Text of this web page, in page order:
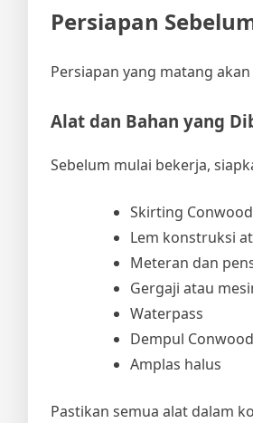
Persiapan
Persiapan yang matang
Alat dan Bahan yang
Sebelum mulai bekerja,
Skirting
Lem konstruksi
Meteran dan
Gergaji atau
Waterpass
Dempul Conwood
Amplas halus
Pastikan semua alat dalam